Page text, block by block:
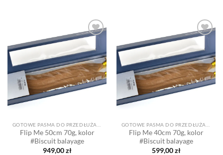
Dodaj
do listy
życzeń
Flip Me 50cm 70g, kolor
#Biscuit balayage
949,00zł
Dodaj
do listy
życzeń
Flip Me 40cm 70g, kolor
#Biscuit balayage
599,00zł